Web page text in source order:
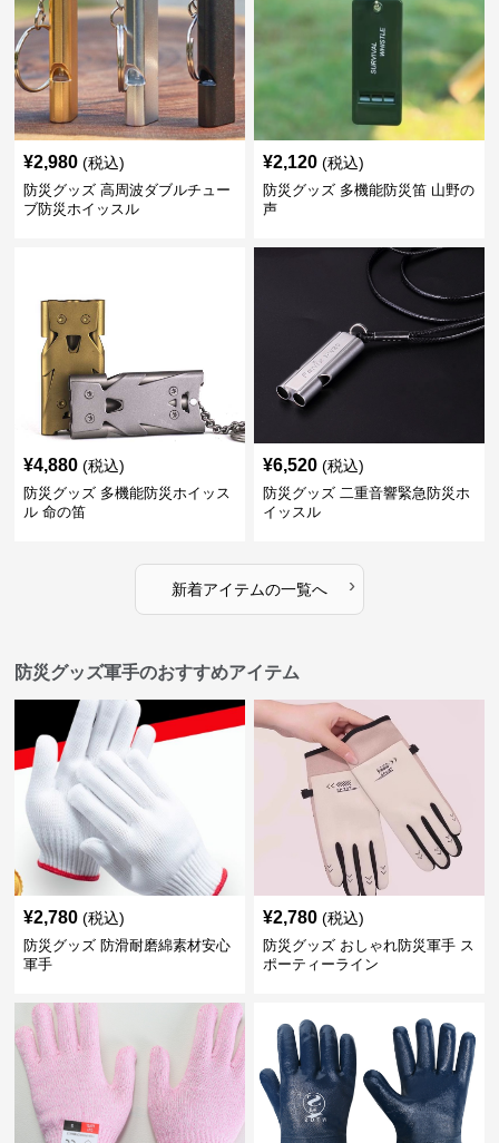
¥2,980 (税込)
防災グッズ 高周波ダブルチュー
ブ防災ホイッスル
¥2,120 (税込)
防災グッズ 多機能防災笛 山野の
声
¥4,880 (税込)
防災グッズ 多機能防災ホイッス
ル 命の笛
¥6,520 (税込)
防災グッズ 二重音響緊急防災ホ
イッスル
新着アイテムの一覧へ ›
防災グッズ軍手のおすすめアイテム
¥2,780 (税込)
防災グッズ 防滑耐磨綿素材安心
軍手
¥2,780 (税込)
防災グッズ おしゃれ防災軍手 ス
ポーティーライン